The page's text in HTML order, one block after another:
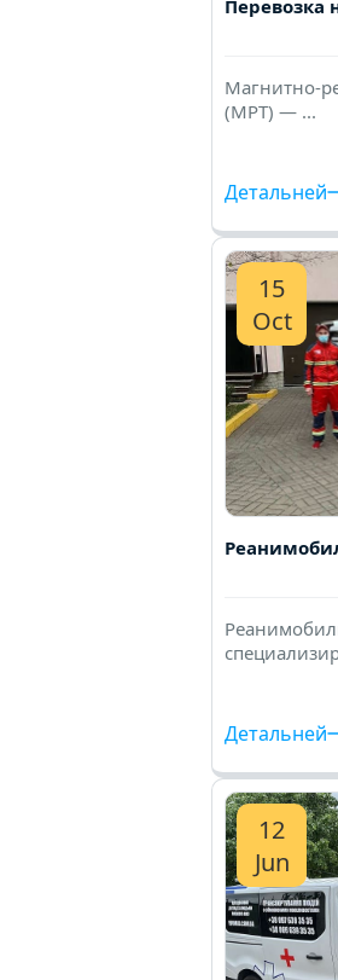
Перевозка
Магнитно-
(МРТ) — ...
Детальней
Детальней